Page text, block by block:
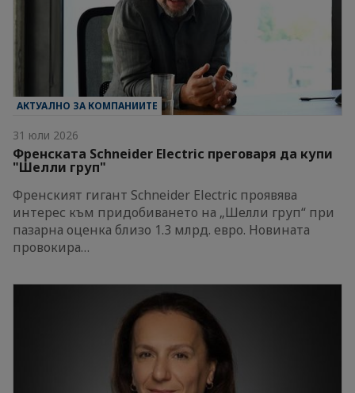
АКТУАЛНО ЗА КОМПАНИИТЕ
31 юли 2026
Френската Schneider Electric преговаря да купи
"Шелли груп"
Френският гигант Schneider Electric проявява
интерес към придобиването на „Шелли груп“ при
пазарна оценка близо 1.3 млрд. евро. Новината
провокира…